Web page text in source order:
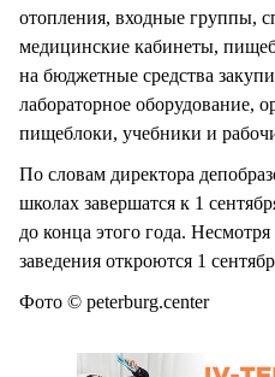
отопления, входные группы,
медицинские кабинеты,
на бюджетные средства
лабораторное оборудование,
пищеблоки, учебники и
По словам директора
школах завершатся к 1
до конца этого года.
заведения откроются 1
Фото © peterburg.center